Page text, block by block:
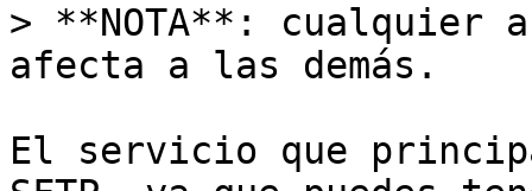
> **NOTA**: cualquier
afecta a las demás.
El servicio que